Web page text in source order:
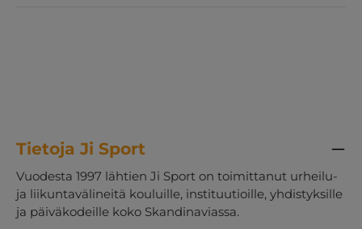
Tietoja Ji Sport
Vuodesta 1997 lähtien Ji Sport on toimittanut urheilu-
ja liikuntavälineitä kouluille, instituutioille, yhdistyksille
ja päiväkodeille koko Skandinaviassa.